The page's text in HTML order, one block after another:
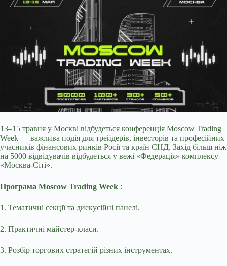
13–15 травня у Москві відбудеться конференція Moscow Trading
Week — важлива подія для трейдерів, інвесторів та професійних
учасників фінансових ринків Росії та країн СНД. Захід більш ніж
на 5000 відвідувачів відбудеться у вежі «Федерація» комплексу
«Москва-Сіті».
Програма Moscow Trading Week :
1. Тематичні секції та дискусійні панелі.
2. Практичні майстер-класи.
3. Розбір торгових стратегій різних інструментах.